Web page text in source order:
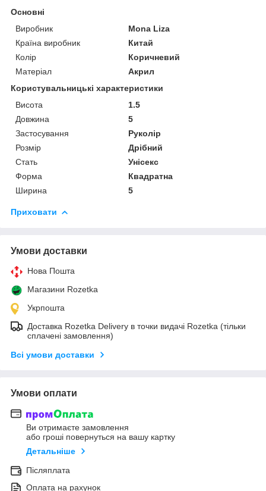
Основні
Виробник
Mona Liza
Країна виробник
Китай
Колір
Коричневий
Матеріал
Акрил
Користувальницькі характеристики
Висота
1.5
Довжина
5
Застосування
Руколір
Розмір
Дрібний
Стать
Унісекс
Форма
Квадратна
Ширина
5
Приховати
Умови доставки
Нова Пошта
Магазини Rozetka
Укрпошта
Доставка Rozetka Delivery в точки видачі Rozetka (тільки
сплачені замовлення)
Всі умови доставки
Умови оплати
Ви отримаєте замовлення
або гроші повернуться на вашу картку
Детальніше
Післяплата
Оплата на рахунок